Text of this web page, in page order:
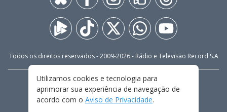
Todos os direitos reservados - 2009-2026- Rádio e Televisão Record S.A
FALE CONOSCO
PRIVACIDADE
TERMOS E CONDIÇÕES DE USO
Utilizamos cookies e tecnologia para
aprimorar sua experiência de navegação de
acordo com o Aviso de Privacidade.